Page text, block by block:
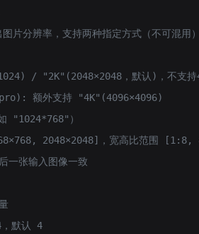
分辨率，支持两种指定方式（不可混用）
/ "2K"(2048×2048，默认)，不支
额外支持 "4K"(4096×4096)
"1024*768"）
2048×2048]，宽高比范围 [1:8,
一张输入图像一致
默认 4